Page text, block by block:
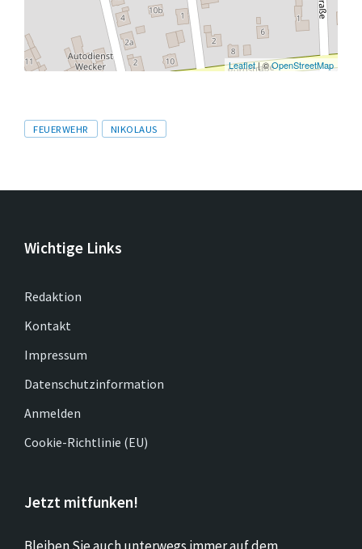
Leaflet| ©OpenStreetMap
Tags
FEUERWEHR NIKOLAUS
Wichtige Links
Redaktion
Kontakt
Impressum
Datenschutzinformation
Anmelden
Cookie-Richtlinie (EU)
Jetzt mitfunken!